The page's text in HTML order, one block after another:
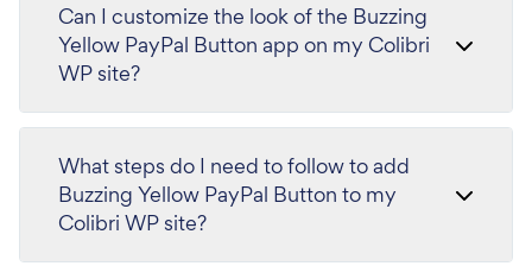
Can I customize the look of the Buzzing
Yellow PayPal Button app on my Colibri
WP site?
What steps do I need to follow to add
Buzzing Yellow PayPal Button to my
Colibri WP site?